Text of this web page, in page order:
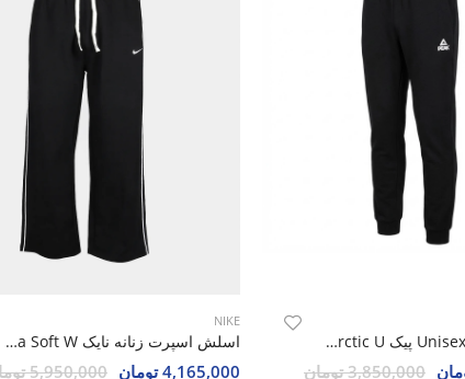
اسلش روزانه Unisex پیک Peak Arctic U
3,850,000 تومان
NIKE
اسلش اسپرت زنانه نایک Nike Elesa Soft W
4,165,000 تومان 5,950,000 تومان